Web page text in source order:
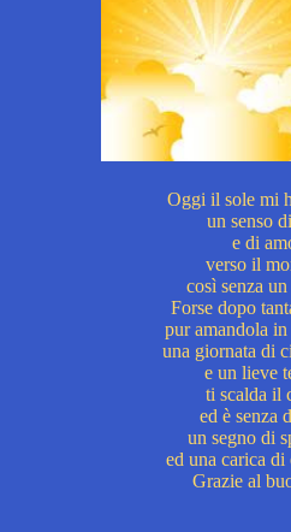
Oggi il sole mi
un senso
e di
verso il
così senza
Forse dopo
pur amandola
una giornata di
e un lieve
ti scalda il
ed è senza
un segno di
ed una carica di
Grazie al